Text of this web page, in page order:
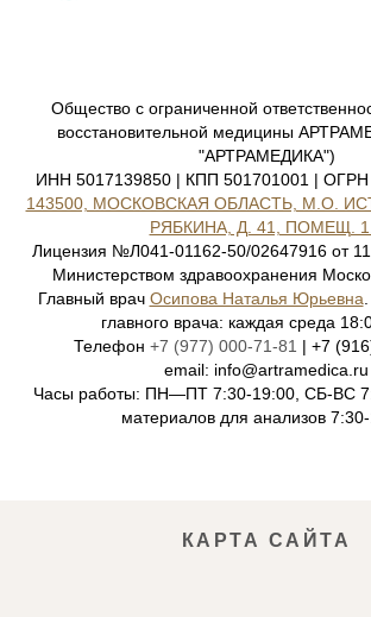
Общество с ограниченной
восстановительной медицины
"АРТРАМЕДИКА")
ИНН 5017139850 | КПП 501701001 | ОГРН
143500, МОСКОВСКАЯ ОБЛАСТЬ, М.О.
РЯБКИНА, Д. 41, ПОМЕЩ.
Лицензия №Л041-01162-50/02647916 от
Министерством здравоохранения
Главный врач Осипова Наталья Юрьевна
главного врача: каждая среда
Телефон +7 (977) 000-71-81 | +7
email: info@artramedica.ru
Часы работы: ПН—ПТ 7:30-19:00, СБ-ВС
материалов для анализов
КАРТА САЙТА